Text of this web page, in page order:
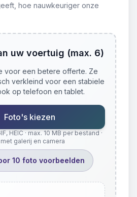
hoe nauwkeuriger onze
uw voertuig (max. 6)
voor een betere offerte. Ze
verkleind voor een stabiele
op telefoon en tablet.
Foto's kiezen
HEIC · max. 10 MB per bestand ·
galerij en camera
10 foto voorbeelden